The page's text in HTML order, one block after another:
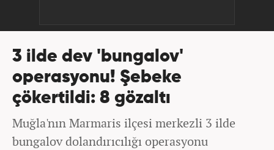
3 ilde dev 'bungalov'
operasyonu! Şebeke
çökertildi: 8 gözaltı
Muğla'nın Marmaris ilçesi merkezli 3 ilde
bungalov dolandırıcılığı operasyonu